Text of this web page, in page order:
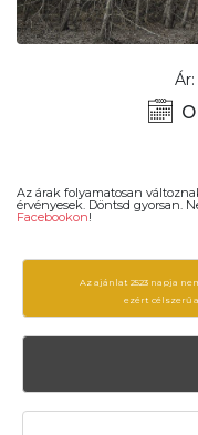
Ár:
Az árak folyamatosan
érvényesek. Döntsd gyorsan.
Facebookon!
Az ajánlat 2523 napja
ezért célszerű